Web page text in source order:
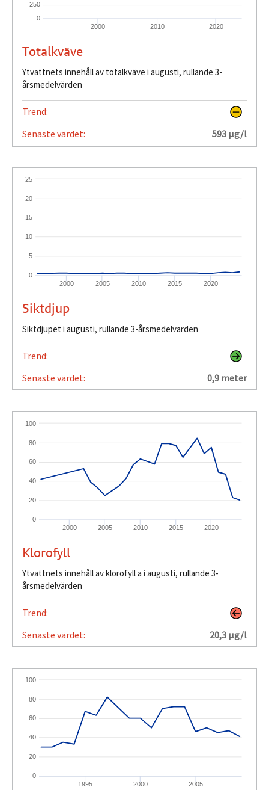
2000 2010 2020
0
250
Totalkväve
Ytvattnets innehåll av totalkväve i augusti, rullande 3-
årsmedelvärden
Trend:
Senaste värdet:
593 µg/l
2000 2005 2010 2015 2020
0
5
10
15
20
25
Siktdjup
Siktdjupet i augusti, rullande 3-årsmedelvärden
Trend:
Senaste värdet:
0,9 meter
2000 2005 2010 2015 2020
0
20
40
60
80
100
Klorofyll
Ytvattnets innehåll av klorofyll a i augusti, rullande 3-
årsmedelvärden
Trend:
Senaste värdet:
20,3 µg/l
1995 2000 2005
0
20
40
60
80
100